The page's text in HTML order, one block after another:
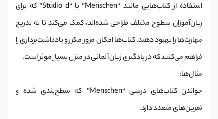
استفاده از کتاب‌هایی مانند “Menschen” یا “Studio d” که برای
زبان‌آموزان سطوح مختلف طراحی شده‌اند، کمک می‌کند تا به تدریج
مهارت‌ها را بهبود دهید. کتاب‌ها امکان مرور مکرر و یادداشت‌برداری را
فراهم می‌کنند که در یادگیری زبان آلمانی در منزل بسیار موثر است.
مثال‌ها:
خواندن کتاب‌های درسی “Menschen” که سطح‌بندی شده و
تمرین‌های متعدد دارد.